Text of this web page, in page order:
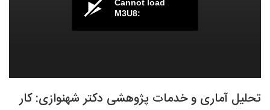
Cannot load
M3U8:
تحلیل آماری و خدمات پژوهشی دکتر شهنوازی: کار